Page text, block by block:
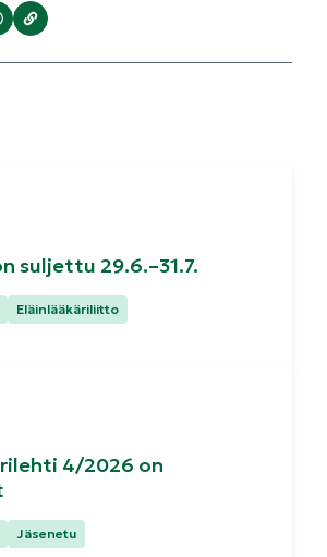
suljettu 29.6.–31.7.
Eläinlääkäriliitto
4/2026 on
Jäsenetu